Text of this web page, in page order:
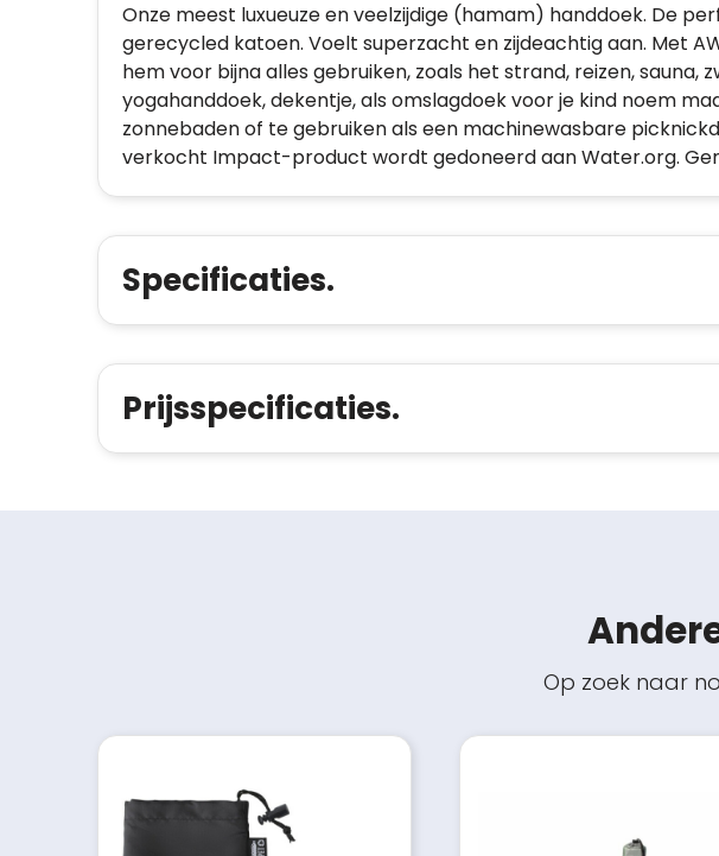
Onze meest luxueuze en veelzijdige (hamam) handdoek. De
gerecycled katoen. Voelt superzacht en zijdeachtig aan. Met
hem voor bijna alles gebruiken, zoals het strand, reizen,
yogahanddoek, dekentje, als omslagdoek voor je kind noem
zonnebaden of te gebruiken als een machinewasbare
verkocht Impact-product wordt gedoneerd aan Water.org.
Specificaties.
Prijsspecificaties.
Op zoek naar